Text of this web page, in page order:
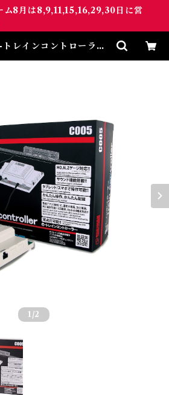
ム8月は8,9,11,15,16,29,30日に営
レインコントローラー
1 /2